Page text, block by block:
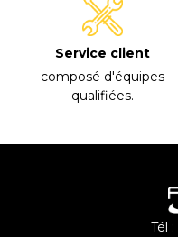
Service client
composé d'équipes
qualifiées.
Tél :